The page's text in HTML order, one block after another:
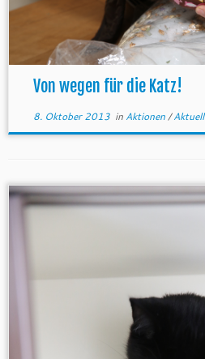
Von wegen für die Katz!
8. Oktober 2013in Aktionen/Aktuell